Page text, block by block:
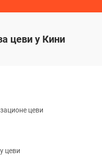
цеви у Кини
цеви
цеви